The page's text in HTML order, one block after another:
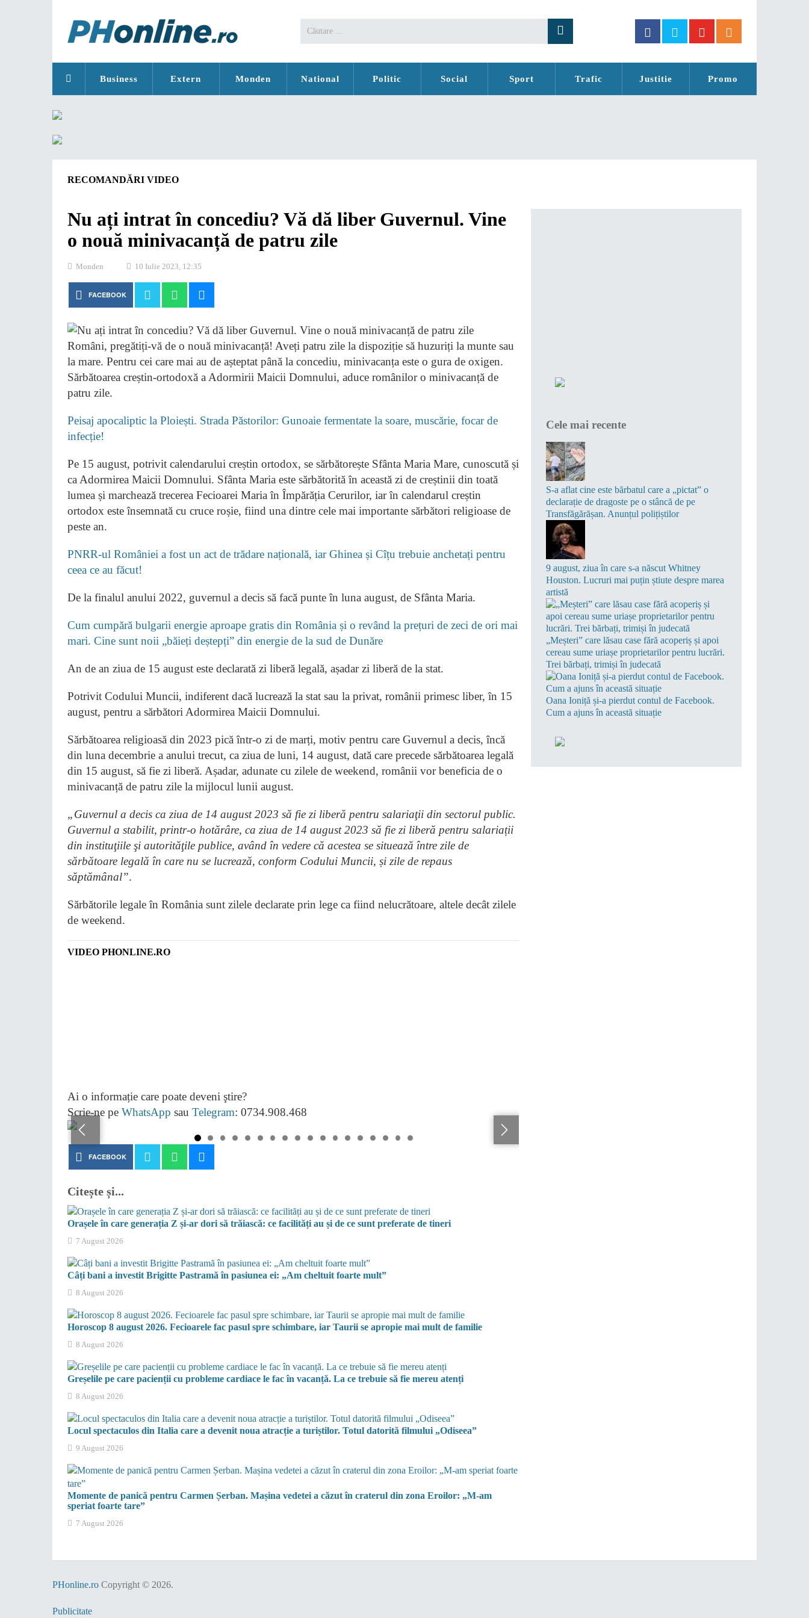
Business Extern Monden National Politic Social Sport Trafic Justitie Promo
RECOMANDĂRI VIDEO
Nu ați intrat în concediu? Vă dă liber Guvernul. Vine
o nouă minivacanță de patru zile
Monden 10 Iulie 2023, 12:35
FACEBOOK
Români, pregătiți-vă de o nouă minivacanță! Aveți patru zile la dispoziție să huzuriți la munte sau
la mare. Pentru cei care mai au de așteptat până la concediu, minivacanța este o gura de oxigen.
Sărbătoarea creștin-ortodoxă a Adormirii Maicii Domnului, aduce românilor o minivacanță de
patru zile.
Peisaj apocaliptic la Ploiești. Strada Păstorilor: Gunoaie fermentate la soare, muscărie, focar de
infecție!
Pe 15 august, potrivit calendarului creștin ortodox, se sărbătorește Sfânta Maria Mare, cunoscută și
ca Adormirea Maicii Domnului. Sfânta Maria este sărbătorită în această zi de creștinii din toată
lumea și marchează trecerea Fecioarei Maria în Împărăția Cerurilor, iar în calendarul creștin
ortodox este însemnată cu cruce roșie, fiind una dintre cele mai importante sărbători religioase de
peste an.
PNRR-ul României a fost un act de trădare națională, iar Ghinea și Cîțu trebuie anchetați pentru
ceea ce au făcut!
De la finalul anului 2022, guvernul a decis să facă punte în luna august, de Sfânta Maria.
Cum cumpără bulgarii energie aproape gratis din România și o revând la prețuri de zeci de ori mai
mari. Cine sunt noii „băieți deștepți” din energie de la sud de Dunăre
An de an ziua de 15 august este declarată zi liberă legală, așadar zi liberă de la stat.
Potrivit Codului Muncii, indiferent dacă lucrează la stat sau la privat, românii primesc liber, în 15
august, pentru a sărbători Adormirea Maicii Domnului.
Sărbătoarea religioasă din 2023 pică într-o zi de marți, motiv pentru care Guvernul a decis, încă
din luna decembrie a anului trecut, ca ziua de luni, 14 august, dată care precede sărbătoarea legală
din 15 august, să fie zi liberă. Așadar, adunate cu zilele de weekend, românii vor beneficia de o
minivacanță de patru zile la mijlocul lunii august.
„Guvernul a decis ca ziua de 14 august 2023 să fie zi liberă pentru salariaţii din sectorul public.
Guvernul a stabilit, printr-o hotărâre, ca ziua de 14 august 2023 să fie zi liberă pentru salariații
din instituţiile şi autorităţile publice, având în vedere că acestea se situează între zile de
sărbătoare legală în care nu se lucrează, conform Codului Muncii, și zile de repaus
săptămânal”.
Sărbătorile legale în România sunt zilele declarate prin lege ca fiind nelucrătoare, altele decât zilele
de weekend.
VIDEO PHONLINE.RO
Ai o informație care poate deveni ştire?
Scrie-ne pe WhatsApp sau Telegram: 0734.908.468
FACEBOOK
Citește și...
Orașele în care generația Z și-ar dori să trăiască: ce facilități au și de ce sunt preferate de tineri
7 August 2026
Câți bani a investit Brigitte Pastramă în pasiunea ei: „Am cheltuit foarte mult”
8 August 2026
Horoscop 8 august 2026. Fecioarele fac pasul spre schimbare, iar Taurii se apropie mai mult de familie
8 August 2026
Greșelile pe care pacienții cu probleme cardiace le fac în vacanță. La ce trebuie să fie mereu atenți
8 August 2026
Locul spectaculos din Italia care a devenit noua atracție a turiștilor. Totul datorită filmului „Odiseea”
9 August 2026
Momente de panică pentru Carmen Șerban. Mașina vedetei a căzut în craterul din zona Eroilor: „M-am
speriat foarte tare”
7 August 2026
Cele mai recente
S-a aflat cine este bărbatul care a „pictat” o
declarație de dragoste pe o stâncă de pe
Transfăgărășan. Anunțul polițiștilor
9 august, ziua în care s-a născut Whitney
Houston. Lucruri mai puțin știute despre marea
artistă
„Meșteri” care lăsau case fără acoperiș și apoi
cereau sume uriașe proprietarilor pentru lucrări.
Trei bărbați, trimiși în judecată
Oana Ioniță și-a pierdut contul de Facebook.
Cum a ajuns în această situație
PHonline.ro Copyright © 2026.
Publicitate